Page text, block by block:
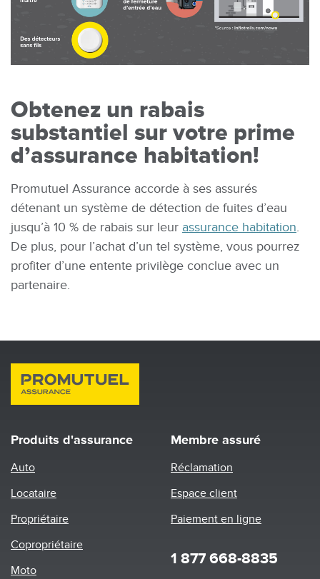
Obtenez un rabais
substantiel sur votre prime
d’assurance habitation!
Promutuel Assurance accorde à ses assurés
détenant un système de détection de fuites d’eau
jusqu’à 10 % de rabais sur leur assurance habitation.
De plus, pour l’achat d’un tel système, vous pourrez
profiter d’une entente privilège conclue avec un
partenaire.
Produits d'assurance
Auto
Locataire
Propriétaire
Copropriétaire
Moto
Membre assuré
Réclamation
Espace client
Paiement en ligne
1 877 668-8835